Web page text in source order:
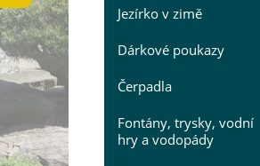
Jezírko v zimě
Dárkové poukazy
Čerpadla
Fontány, trysky, vodní
hry a vodopády